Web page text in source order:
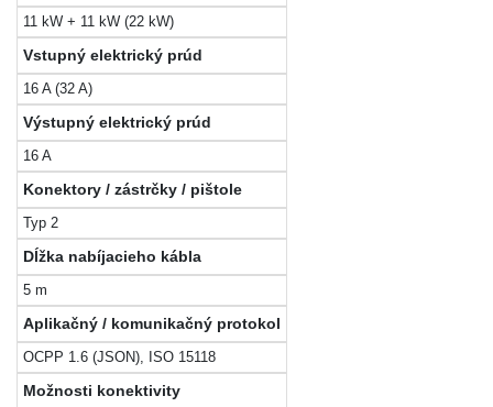
11 kW + 11 kW (22 kW)
Vstupný elektrický prúd
16 A (32 A)
Výstupný elektrický prúd
16 A
Konektory / zástrčky / pištole
Typ 2
Dĺžka nabíjacieho kábla
5 m
Aplikačný / komunikačný protokol
OCPP 1.6 (JSON), ISO 15118
Možnosti konektivity